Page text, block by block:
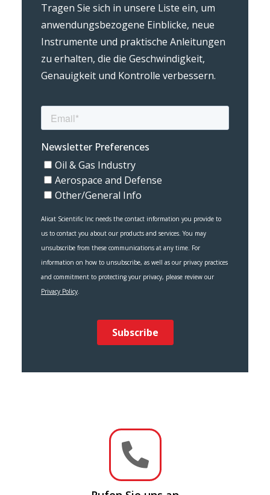
Tragen Sie sich in unsere Liste ein, um
anwendungsbezogene Einblicke, neue
Instrumente und praktische Anleitungen
zu erhalten, die die Geschwindigkeit,
Genauigkeit und Kontrolle verbessern.
